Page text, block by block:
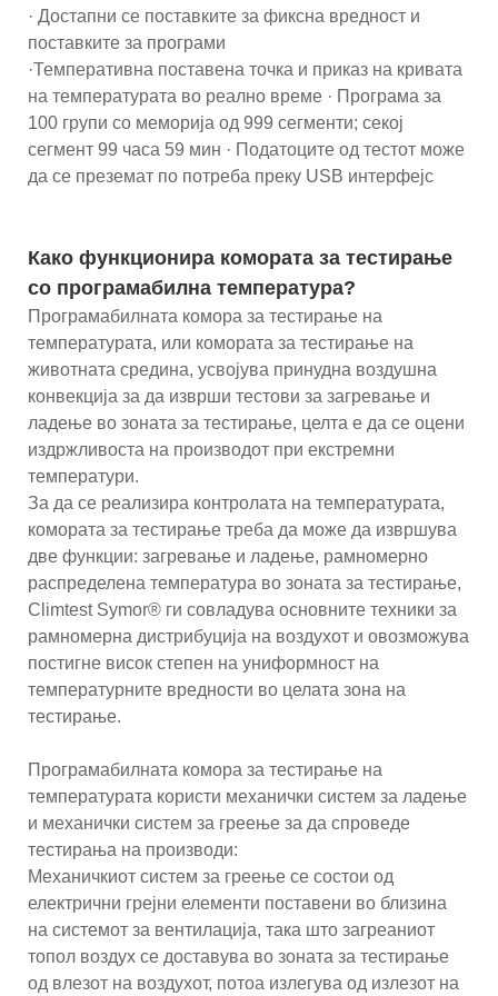
· Достапни се поставките за фиксна вредност и
поставките за програми
·Температивна поставена точка и приказ на кривата
на температурата во реално време · Програма за
100 групи со меморија од 999 сегменти; секој
сегмент 99 часа 59 мин · Податоците од тестот може
да се преземат по потреба преку USB интерфејс
Како функционира комората за тестирање
со програмабилна температура?
Програмабилната комора за тестирање на
температурата, или комората за тестирање на
животната средина, усвојува принудна воздушна
конвекција за да изврши тестови за загревање и
ладење во зоната за тестирање, целта е да се оцени
издржливоста на производот при екстремни
температури.
За да се реализира контролата на температурата,
комората за тестирање треба да може да извршува
две функции: загревање и ладење, рамномерно
распределена температура во зоната за тестирање,
Climtest Symor® ги совладува основните техники за
рамномерна дистрибуција на воздухот и овозможува
постигне висок степен на униформност на
температурните вредности во целата зона на
тестирање.
Програмабилната комора за тестирање на
температурата користи механички систем за ладење
и механички систем за греење за да спроведе
тестирања на производи:
Механичкиот систем за греење се состои од
електрични грејни елементи поставени во близина
на системот за вентилација, така што загреаниот
топол воздух се доставува во зоната за тестирање
од влезот на воздухот, потоа излегува од излезот на